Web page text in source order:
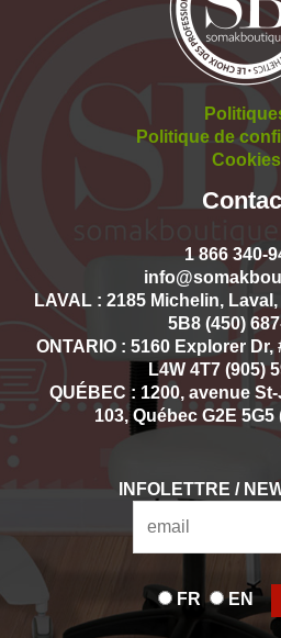
Politique de
Cookies
1 866 340-
LAVAL : 2185 Michelin,
5B8 (450)
ONTARIO : 5160 Explorer
L4W 4T7 (905)
QUÉBEC : 1200, avenue
103, Québec G2E 5G5
INFOLETTRE /
FR EN